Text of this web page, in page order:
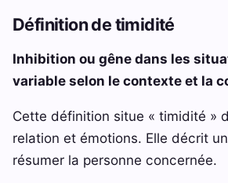
Définition de timidité
Inhibition ou gêne dans les
variable selon le contexte et la
Cette définition situe « timidité »
relation et émotions. Elle décrit
résumer la personne concernée.